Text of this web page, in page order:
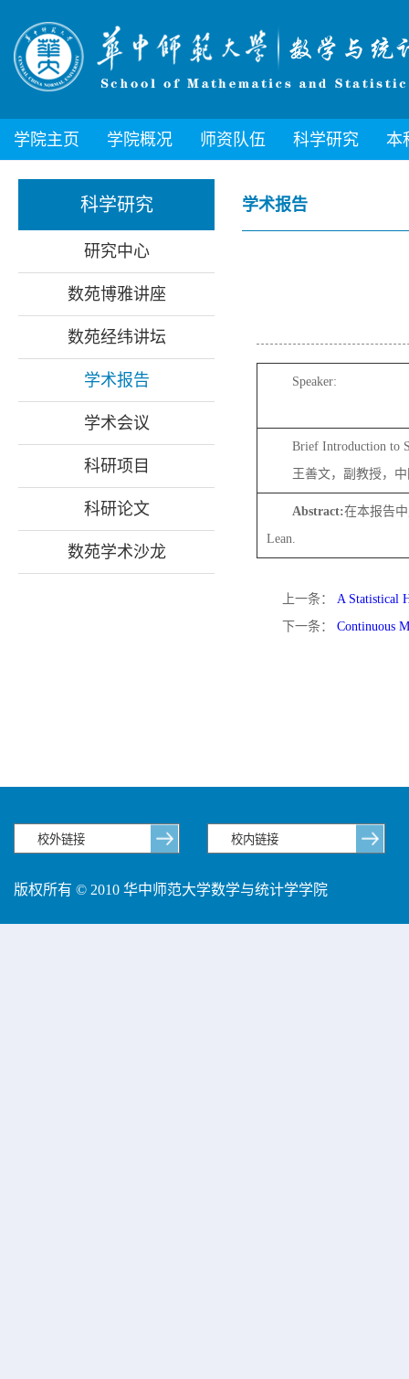
学院主页 学院概况 师资队伍 科学研究 本
科学研究
研究中心
数苑博雅讲座
数苑经纬讲坛
学术报告
学术会议
科研项目
科研论文
数苑学术沙龙
学术报告
Speaker:
Brief Introduction to
王善文，副教授，
Abstract:在本报告
Lean.
上一条： A Statistical
下一条： Continuous
版权所有 © 2010 华中师范大学数学与统计学学院